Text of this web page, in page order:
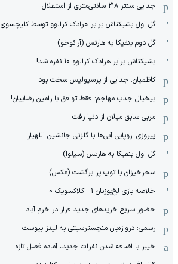
جدایی سنتر ۲۱۸ سانتی‌متری از استقلال
گل اول بشیکتاش برابر هرادک کرالوو توسط کلیچسوی
گل دوم بنفیکا به هارتس (آرائوخو)
بشیکتاش برابر هرادک کرالوو 10 نفره شد!
کاظمیان: جدایی از پرسپولیس سخت بود
بیخیال جذب مهاجم: فقط توافق با رامین رضاییان!
مربی سابق میلان از دنیا رفت
پیروزی اروپایی آبی‌ها با گلزنی جانشین اللهیار
گل اول بنفیکا به هارتس (سیلوا)
سحرخیزان با توپ پر برگشت (عکس)
خلاصه بازی لخ‌پوزنان 1 - کلاکسویک 0
حضور سریع خریدهای جدید فراز در خرم آباد
رسمی: دروازه‌بان منچسترسیتی به لیدز پیوست
خیبر با اضافه شدن نفرات جدید، آماده فصل تازه